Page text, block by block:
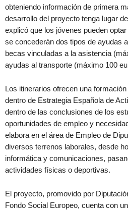
obteniendo información de primera
desarrollo del proyecto tenga lugar
explicó que los jóvenes pueden
se concederán dos tipos de ayudas
becas vinculadas a la asistencia
ayudas al transporte (máximo 100
Los itinerarios ofrecen una
dentro de Estrategia Española de
dentro de las conclusiones de los
oportunidades de empleo y
elabora en el área de Empleo de
diversos terrenos laborales, desde
informática y comunicaciones,
actividades físicas o deportivas.
El proyecto, promovido por
Fondo Social Europeo, cuenta con